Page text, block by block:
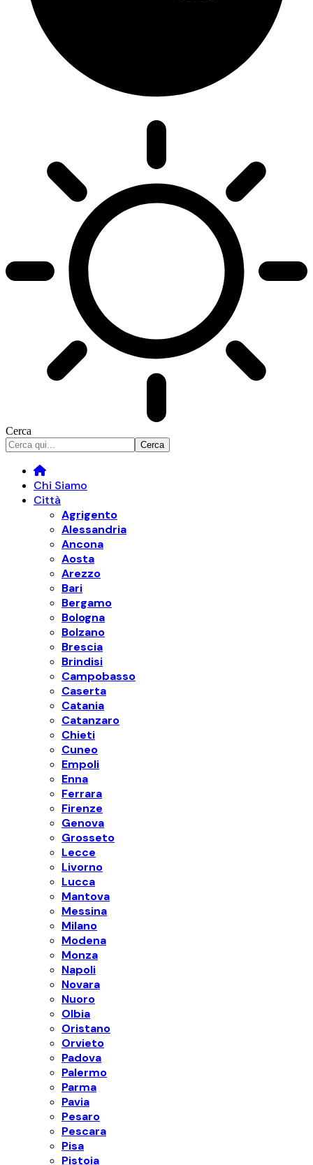
Cerca
Chi Siamo
Città
Agrigento
Alessandria
Ancona
Aosta
Arezzo
Bari
Bergamo
Bologna
Bolzano
Brescia
Brindisi
Campobasso
Caserta
Catania
Catanzaro
Chieti
Cuneo
Empoli
Enna
Ferrara
Firenze
Genova
Grosseto
Lecce
Livorno
Lucca
Mantova
Messina
Milano
Modena
Monza
Napoli
Novara
Nuoro
Olbia
Oristano
Orvieto
Padova
Palermo
Parma
Pavia
Pesaro
Pescara
Pisa
Pistoia